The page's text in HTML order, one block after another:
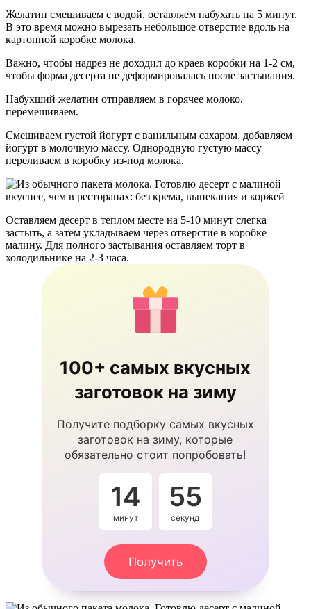
Желатин смешиваем с водой, оставляем набухать на 5 минут.
В это время можно вырезать небольшое отверстие вдоль на
картонной коробке молока.
Важно, чтобы надрез не доходил до краев коробки на 1-2 см,
чтобы форма десерта не деформировалась после застывания.
Набухший желатин отправляем в горячее молоко,
перемешиваем.
Смешиваем густой йогурт с ванильным сахаром, добавляем
йогурт в молочную массу. Однородную густую массу
переливаем в коробку из-под молока.
Оставляем десерт в теплом месте на 5-10 минут слегка
застыть, а затем укладываем через отверстие в коробке
малину. Для полного застывания оставляем торт в
холодильнике на 2-3 часа.
100+ самых вкусных
заготовок на зиму
Получите подборку самых вкусных
заготовок на зиму, которые
обязательно стоит попробовать!
14
минут
55
секунд
Получить